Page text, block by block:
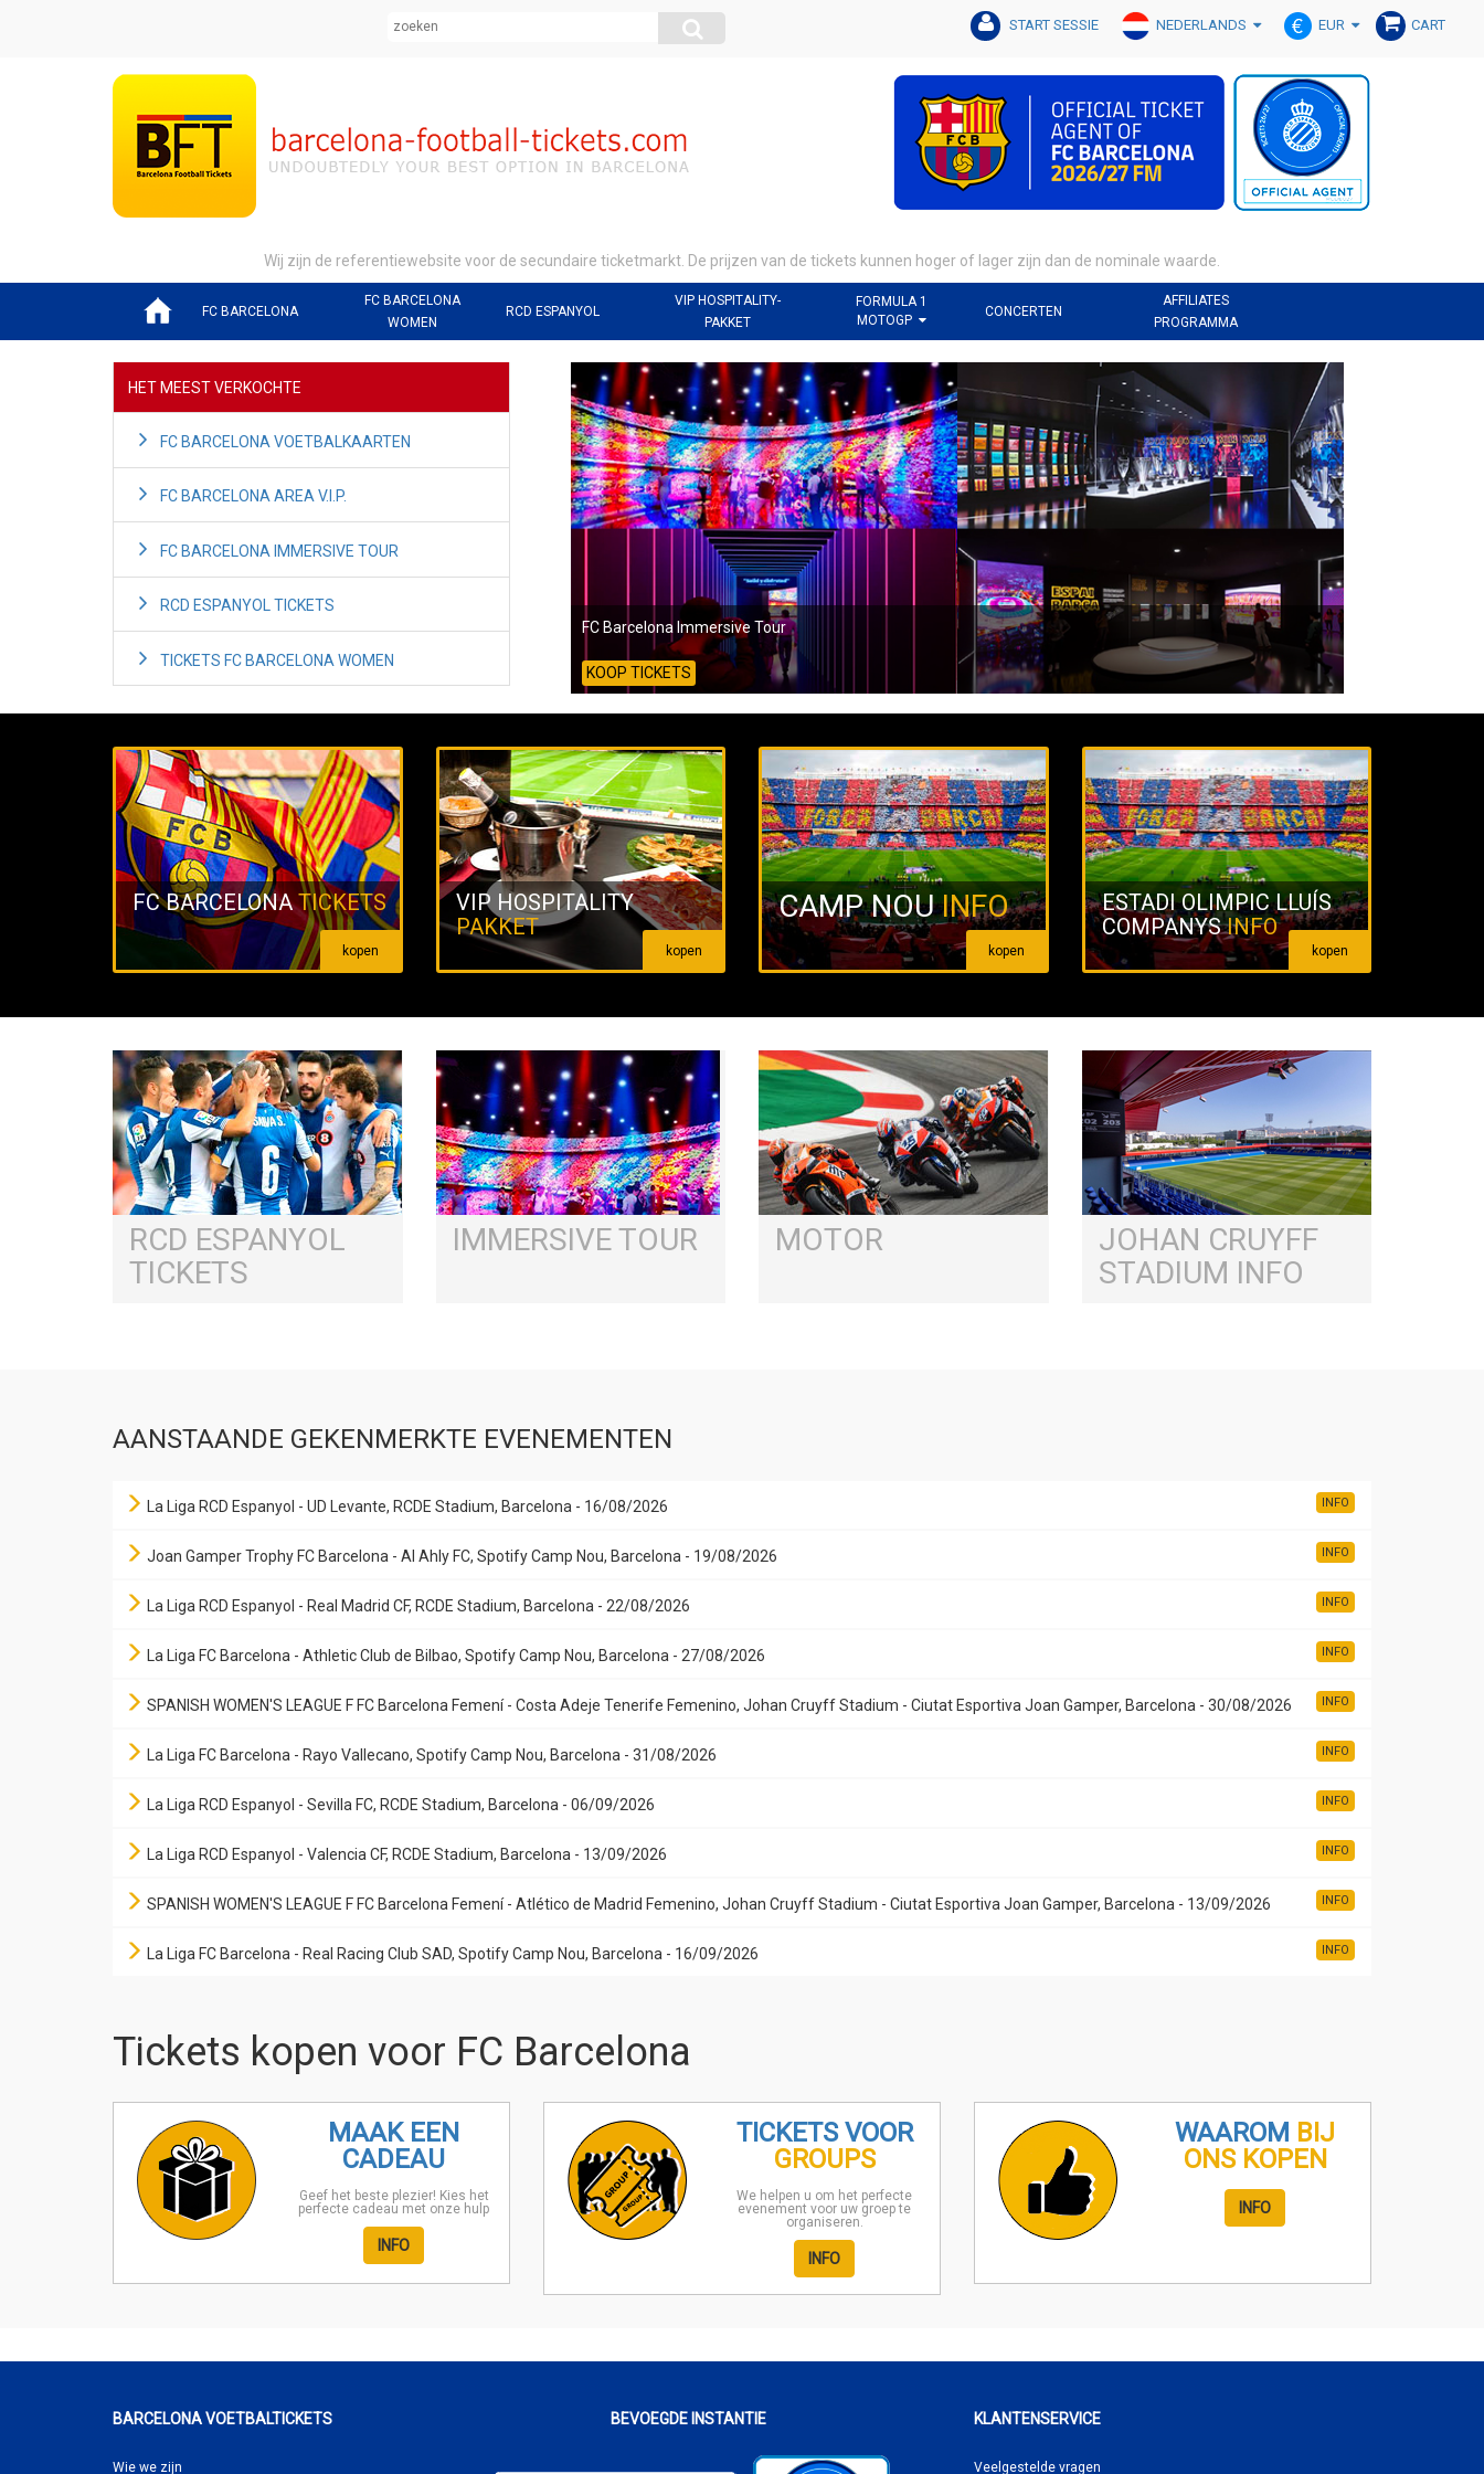
CART
EUR
NEDERLANDS
START SESSIE
Wij zijn de referentiewebsite voor de secundaire ticketmarkt. De prijzen van de tickets kunnen hoger of lager zijn dan de nominale waarde.
FC BARCELONA
FC BARCELONA
WOMEN
RCD ESPANYOL
VIP HOSPITALITY-
PAKKET
FORMULA 1
MOTOGP
CONCERTEN
AFFILIATES
PROGRAMMA
HET MEEST VERKOCHTE
FC BARCELONA VOETBALKAARTEN
FC BARCELONA AREA V.I.P.
FC BARCELONA IMMERSIVE TOUR
RCD ESPANYOL TICKETS
TICKETS FC BARCELONA WOMEN
FC Barcelona Immersive Tour
KOOP TICKETS
kopen
FC BARCELONATICKETS
kopen
VIP HOSPITALITY
PAKKET
kopen
CAMP NOUINFO
kopen
ESTADI OLIMPIC LLUÍS
COMPANYSINFO
RCD ESPANYOL
TICKETS
IMMERSIVE TOUR MOTOR
JOHAN CRUYFF
STADIUM INFO
AANSTAANDE GEKENMERKTE EVENEMENTEN
La Liga RCD Espanyol - UD Levante, RCDE Stadium, Barcelona - 16/08/2026 INFO
Joan Gamper Trophy FC Barcelona - Al Ahly FC, Spotify Camp Nou, Barcelona - 19/08/2026 INFO
La Liga RCD Espanyol - Real Madrid CF, RCDE Stadium, Barcelona - 22/08/2026 INFO
La Liga FC Barcelona - Athletic Club de Bilbao, Spotify Camp Nou, Barcelona - 27/08/2026 INFO
SPANISH WOMEN'S LEAGUE F FC Barcelona Femení - Costa Adeje Tenerife Femenino, Johan Cruyff Stadium - Ciutat Esportiva Joan Gamper, Barcelona - 30/08/2026 INFO
La Liga FC Barcelona - Rayo Vallecano, Spotify Camp Nou, Barcelona - 31/08/2026 INFO
La Liga RCD Espanyol - Sevilla FC, RCDE Stadium, Barcelona - 06/09/2026 INFO
La Liga RCD Espanyol - Valencia CF, RCDE Stadium, Barcelona - 13/09/2026 INFO
SPANISH WOMEN'S LEAGUE F FC Barcelona Femení - Atlético de Madrid Femenino, Johan Cruyff Stadium - Ciutat Esportiva Joan Gamper, Barcelona - 13/09/2026 INFO
La Liga FC Barcelona - Real Racing Club SAD, Spotify Camp Nou, Barcelona - 16/09/2026 INFO
Tickets kopen voor FC Barcelona
MAAK EEN
CADEAU
Geef het beste plezier! Kies het
perfecte cadeau met onze hulp
INFO
TICKETS VOOR
GROUPS
We helpen u om het perfecte
evenement voor uw groep te
organiseren.
INFO
WAAROM BIJ
ONS KOPEN
INFO
BARCELONA VOETBALTICKETS
Wie we zijn
KLANTENSERVICE
Veelgestelde vragen
BEVOEGDE INSTANTIE